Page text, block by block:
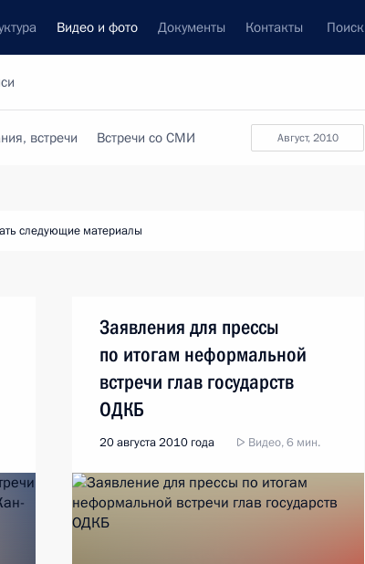
Видео и фото Документы Контакты Поиск
август, 2010
встречи Встречи со СМИ
следующие материалы
Заявления для прессы
по итогам неформальной
встречи глав государств
ОДКБ
20 августа 2010 года Видео, 6 мин.